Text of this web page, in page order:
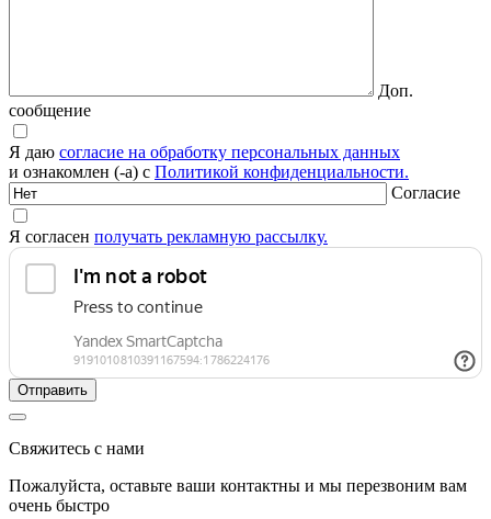
Доп.
сообщение
Я даю согласие на обработку персональных данных
и ознакомлен (-а) с Политикой конфиденциальности.
Согласие
Я согласен получать рекламную рассылку.
Свяжитесь с нами
Пожалуйста, оставьте ваши контактны и мы перезвоним вам
очень быстро